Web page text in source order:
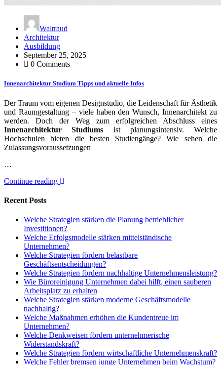
Waltraud
Architektur
Ausbildung
September 25, 2025
0 Comments
Innenarchitektur Studium Tipps und aktuelle Infos
Der Traum vom eigenen Designstudio, die Leidenschaft für Ästhetik
und Raumgestaltung – viele haben den Wunsch, Innenarchitekt zu
werden. Doch der Weg zum erfolgreichen Abschluss eines
Innenarchitektur Studiums ist planungsintensiv. Welche
Hochschulen bieten die besten Studiengänge? Wie sehen die
Zulassungsvoraussetzungen
…
Continue reading
Recent Posts
Welche Strategien stärken die Planung betrieblicher
Investitionen?
Welche Erfolgsmodelle stärken mittelständische
Unternehmen?
Welche Strategien fördern belastbare
Geschäftsentscheidungen?
Welche Strategien fördern nachhaltige Unternehmensleistung?
Wie Büroreinigung Unternehmen dabei hilft, einen sauberen
Arbeitsplatz zu erhalten
Welche Strategien stärken moderne Geschäftsmodelle
nachhaltig?
Welche Maßnahmen erhöhen die Kundentreue im
Unternehmen?
Welche Denkweisen fördern unternehmerische
Widerstandskraft?
Welche Strategien fördern wirtschaftliche Unternehmenskraft?
Welche Fehler bremsen junge Unternehmen beim Wachstum?